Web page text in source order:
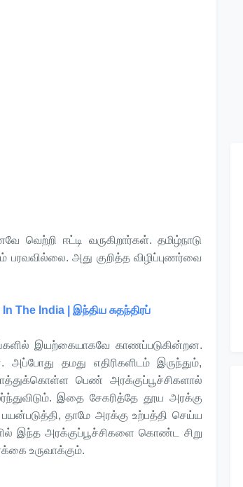
வெற்றி ஈட்டி வருகிறார்கள். தமிழ்நாடு
பரவவில்லை. அது குறித்த விழிப்புணர்வை
The India | இந்திய சுதந்திரப்
இயற்கையாகவே காணப்படுகின்றன.
தமது எதிரிகளிடம் இருந்தும்,
பெண் அரக்குப்பூச்சிகளால்
இதை சேகரித்தே தூய அரக்கு
தாமே அரக்கு உற்பத்தி செய்ய
இந்த அரக்குப்பூச்சிகளை கொண்ட சிறு
உருவாக்கும்.